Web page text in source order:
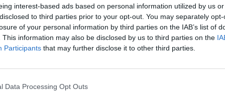
interest-based ads based on personal information utilized by us
to third parties prior to your opt-out. You may separately
of your personal information by third parties on the IAB’s list of
This information may also be disclosed by us to third parties on the
Participants that may further disclose it to other third parties.
Data Processing Opt Outs
Επιτροπής για την
στην κατάσταση
πρόοδος
την
3